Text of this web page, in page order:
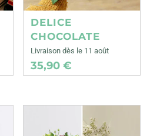
DELICE
CHOCOLATE
Livraison dès le 11 août
35,90 €